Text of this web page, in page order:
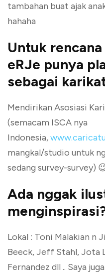
tambahan buat ajak
hahaha
Untuk
eRJe punya
sebagai
Mendirikan Asosiasi
(semacam ISCA nya
Indonesia,
mangkal/studio untuk
sedang survey-survey)
Ada nggak
Lokal : Toni Malakian n
Beeck, Jeff Stahl, Jota
Fernandez dll .. Saya